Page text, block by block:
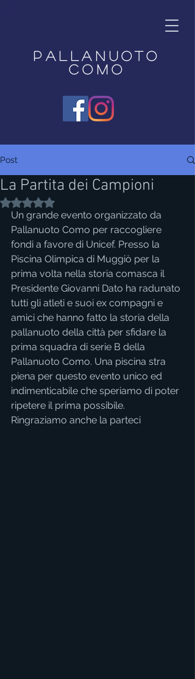
Pallanuoto
Como
Post
La Partita dei Campioni
Valutazione NaN stelle su 5.
Un grande evento organizzato da
Pallanuoto Como per raccogliere
fondi a favore di Unicef. Presso la
Piscina Olimpica di Muggiò per la
prima volta nella storia comasca il
Presidente Giovanni Dato ha radunato
tutti gli atleti e suoi ex compagni e
amici che hanno fatto la storia della
pallanuoto della città per sfidare la
prima squadra di serie B della
Pallanuoto Como. Una piscina stra
piena per questo evento unico ed
indimenticabile che speriamo di poter
ripetere il prima possibile.
Ringraziamo anche la parteci